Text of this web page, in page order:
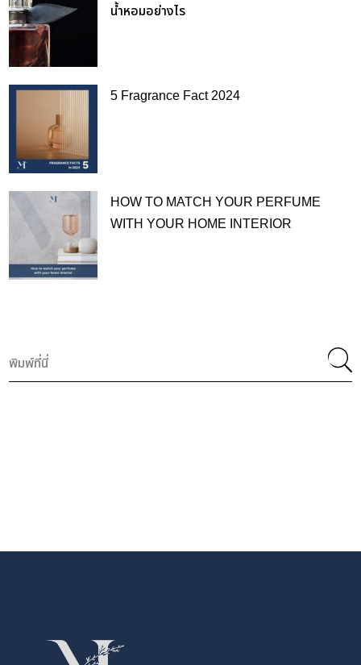
น้ำหอมอย่างไร
5 Fragrance Fact 2024
HOW TO MATCH YOUR PERFUME
WITH YOUR HOME INTERIOR
Search
for: